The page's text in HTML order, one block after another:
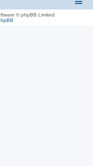
© phpBB Limited